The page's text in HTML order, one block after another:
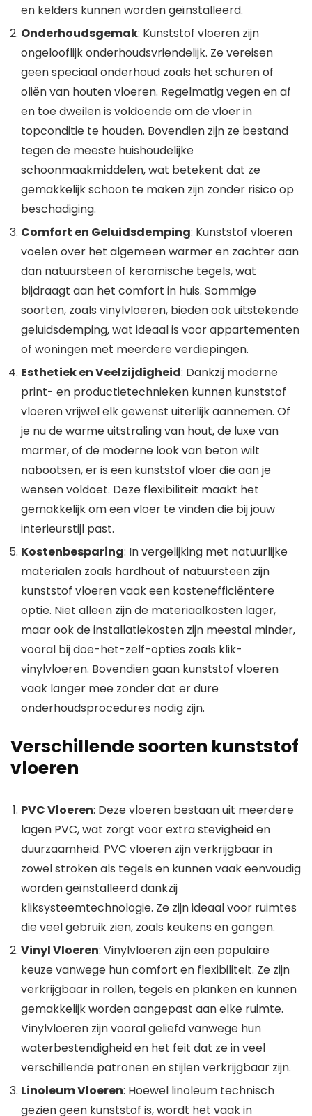
en kelders kunnen worden geïnstalleerd.
Onderhoudsgemak: Kunststof vloeren zijn
ongelooflijk onderhoudsvriendelijk. Ze vereisen
geen speciaal onderhoud zoals het schuren of
oliën van houten vloeren. Regelmatig vegen en af
en toe dweilen is voldoende om de vloer in
topconditie te houden. Bovendien zijn ze bestand
tegen de meeste huishoudelijke
schoonmaakmiddelen, wat betekent dat ze
gemakkelijk schoon te maken zijn zonder risico op
beschadiging.
Comfort en Geluidsdemping: Kunststof vloeren
voelen over het algemeen warmer en zachter aan
dan natuursteen of keramische tegels, wat
bijdraagt aan het comfort in huis. Sommige
soorten, zoals vinylvloeren, bieden ook uitstekende
geluidsdemping, wat ideaal is voor appartementen
of woningen met meerdere verdiepingen.
Esthetiek en Veelzijdigheid: Dankzij moderne
print- en productietechnieken kunnen kunststof
vloeren vrijwel elk gewenst uiterlijk aannemen. Of
je nu de warme uitstraling van hout, de luxe van
marmer, of de moderne look van beton wilt
nabootsen, er is een kunststof vloer die aan je
wensen voldoet. Deze flexibiliteit maakt het
gemakkelijk om een vloer te vinden die bij jouw
interieurstijl past.
Kostenbesparing: In vergelijking met natuurlijke
materialen zoals hardhout of natuursteen zijn
kunststof vloeren vaak een kostenefficiëntere
optie. Niet alleen zijn de materiaalkosten lager,
maar ook de installatiekosten zijn meestal minder,
vooral bij doe-het-zelf-opties zoals klik-
vinylvloeren. Bovendien gaan kunststof vloeren
vaak langer mee zonder dat er dure
onderhoudsprocedures nodig zijn.
Verschillende soorten kunststof
vloeren
PVC Vloeren: Deze vloeren bestaan uit meerdere
lagen PVC, wat zorgt voor extra stevigheid en
duurzaamheid. PVC vloeren zijn verkrijgbaar in
zowel stroken als tegels en kunnen vaak eenvoudig
worden geïnstalleerd dankzij
kliksysteemtechnologie. Ze zijn ideaal voor ruimtes
die veel gebruik zien, zoals keukens en gangen.
Vinyl Vloeren: Vinylvloeren zijn een populaire
keuze vanwege hun comfort en flexibiliteit. Ze zijn
verkrijgbaar in rollen, tegels en planken en kunnen
gemakkelijk worden aangepast aan elke ruimte.
Vinylvloeren zijn vooral geliefd vanwege hun
waterbestendigheid en het feit dat ze in veel
verschillende patronen en stijlen verkrijgbaar zijn.
Linoleum Vloeren: Hoewel linoleum technisch
gezien geen kunststof is, wordt het vaak in